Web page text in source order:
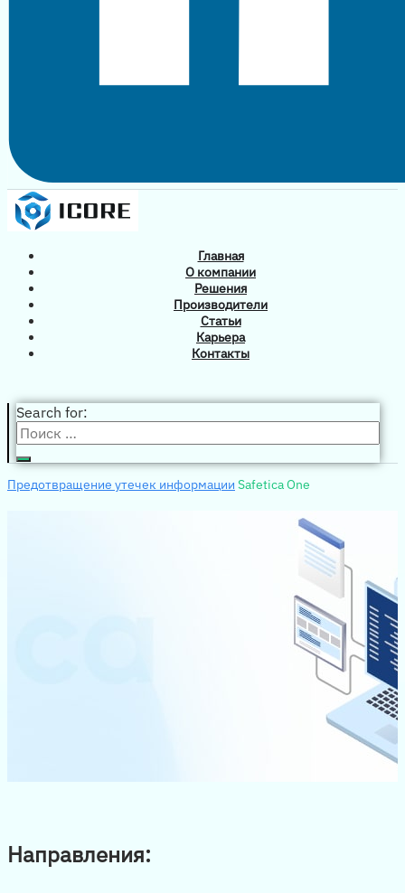
Главная
О компании
Решения
Производители
Статьи
Карьера
Контакты
Search for:
Предотвращение утечек информации Safetica One
Направления: